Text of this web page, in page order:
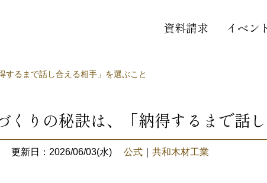
資料請求 イベン
するまで話し合える相手」を選ぶこと
くりの秘訣は、「納得するまで話
更新日：2026/06/03(水) 公式 共和木材工業